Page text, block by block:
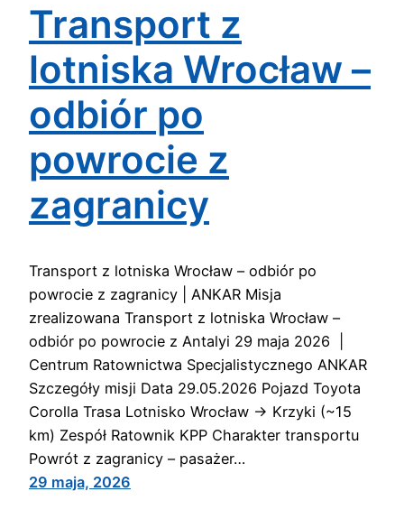
Transport z
lotniska Wrocław –
odbiór po
powrocie z
zagranicy
Transport z lotniska Wrocław – odbiór po
powrocie z zagranicy | ANKAR Misja
zrealizowana Transport z lotniska Wrocław –
odbiór po powrocie z Antalyi 29 maja 2026 |
Centrum Ratownictwa Specjalistycznego ANKAR
Szczegóły misji Data 29.05.2026 Pojazd Toyota
Corolla Trasa Lotnisko Wrocław → Krzyki (~15
km) Zespół Ratownik KPP Charakter transportu
Powrót z zagranicy – pasażer…
29 maja, 2026